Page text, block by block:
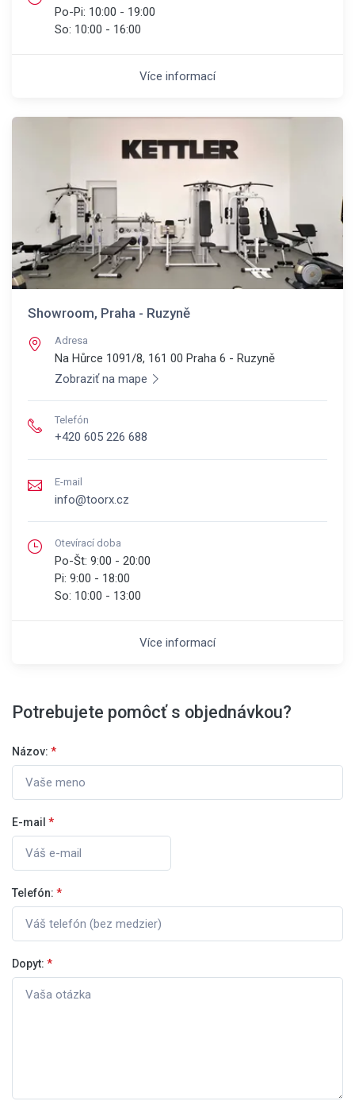
Po-Pi: 10:00 - 19:00
So: 10:00 - 16:00
Více informací
Showroom, Praha - Ruzyně
Adresa
Na Hůrce 1091/8, 161 00 Praha 6 - Ruzyně
Zobraziť na mape
Telefón
+420 605 226 688
E-mail
info@toorx.cz
Otevírací doba
Po-Št: 9:00 - 20:00
Pi: 9:00 - 18:00
So: 10:00 - 13:00
Více informací
Potrebujete pomôcť s objednávkou?
Názov: *
E-mail *
Telefón: *
Dopyt: *